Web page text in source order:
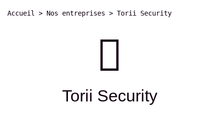
Fil
Accueil Nos entreprises Torii Security
Torii Security